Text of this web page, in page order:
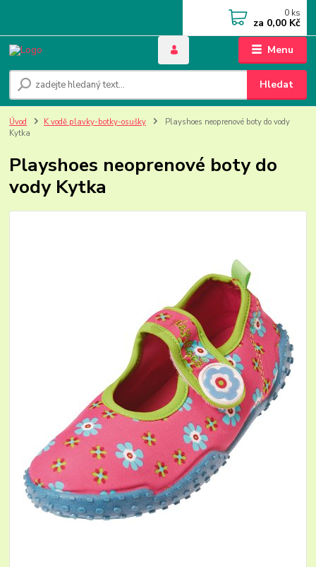
Menu
Hledat
0 ks
za 0,00 Kč
Úvod K vodě plavky-botky-osušky
Playshoes neoprenové boty do vody
Kytka
Playshoes neoprenové boty do
vody Kytka